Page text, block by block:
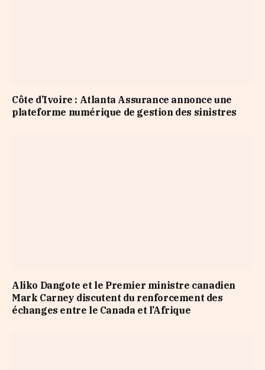
Côte d’Ivoire : Atlanta Assurance annonce une
plateforme numérique de gestion des sinistres
Aliko Dangote et le Premier ministre canadien
Mark Carney discutent du renforcement des
échanges entre le Canada et l’Afrique